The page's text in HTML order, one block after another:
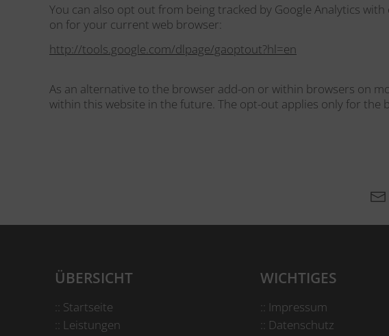
You can also opt out from being tracked by Google Analytics
on for your current web browser:
http://tools.google.com/dlpage/gaoptout?hl=en
As an alternative to the browser add-on or within browsers on
within this website in the future. The opt-out applies only for the
ÜBERSICHT
:: Startseite
:: Leistungen
WICHTIGES
:: Impressum
:: Datenschutz